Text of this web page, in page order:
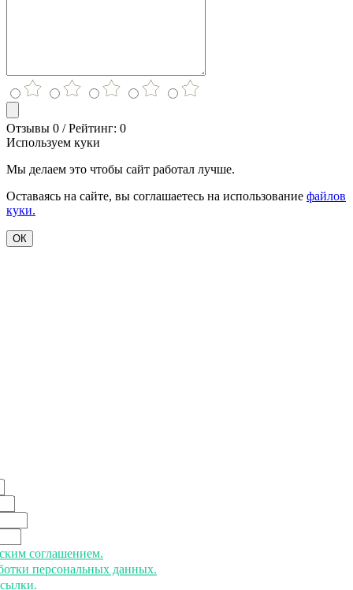
Отзывы 0 / Рейтинг: 0
Используем куки
Мы делаем это чтобы сайт работал лучше.
Оставаясь на сайте, вы соглашаетесь на использование файлов
куки.
ОК
соглашением.
персональных данных.